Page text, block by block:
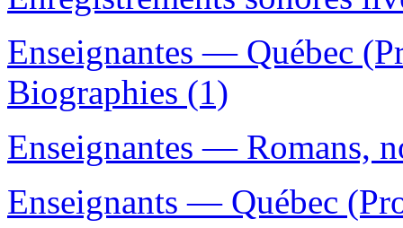
Enseignantes — Québec
Biographies (1)
Enseignantes — Romans,
Enseignants — Québec